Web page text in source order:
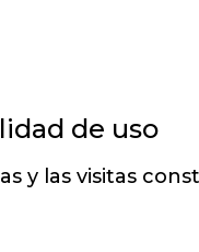
de uso
y las visitas